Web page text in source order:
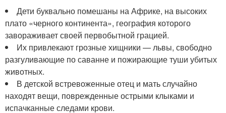
Дети буквально помешаны на Африке, на высоких
плато «черного континента», география которого
завораживает своей первобытной грацией.
Их привлекают грозные хищники — львы, свободно
разгуливающие по саванне и пожирающие туши убитых
животных.
В детской встревоженные отец и мать случайно
находят вещи, поврежденные острыми клыками и
испачканные следами крови.